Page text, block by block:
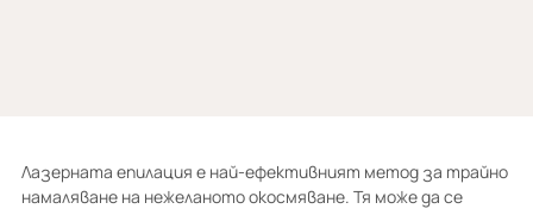
Лазерната епилация е най-ефективният метод за трайно
намаляване на нежеланото окосмяване. Тя може да се